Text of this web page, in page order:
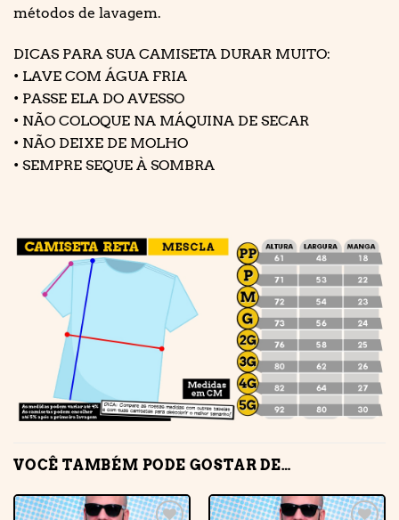
métodos de lavagem.
DICAS PARA SUA CAMISETA DURAR MUITO:
• LAVE COM ÁGUA FRIA
• PASSE ELA DO AVESSO
• NÃO COLOQUE NA MÁQUINA DE SECAR
• NÃO DEIXE DE MOLHO
• SEMPRE SEQUE À SOMBRA
VOCÊ TAMBÉM PODE GOSTAR DE…